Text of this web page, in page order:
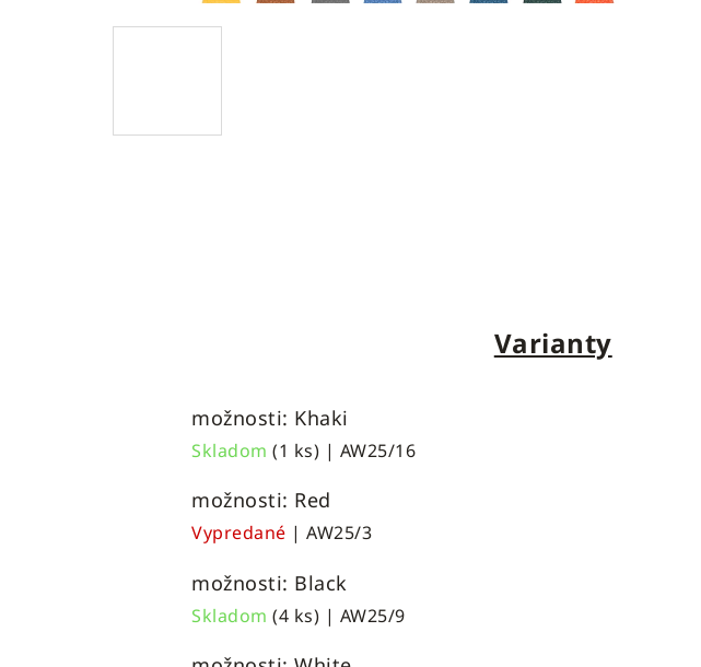
Varianty
možnosti: Khaki
Skladom (1 ks) | AW25/16
možnosti: Red
Vypredané | AW25/3
možnosti: Black
Skladom (4 ks) | AW25/9